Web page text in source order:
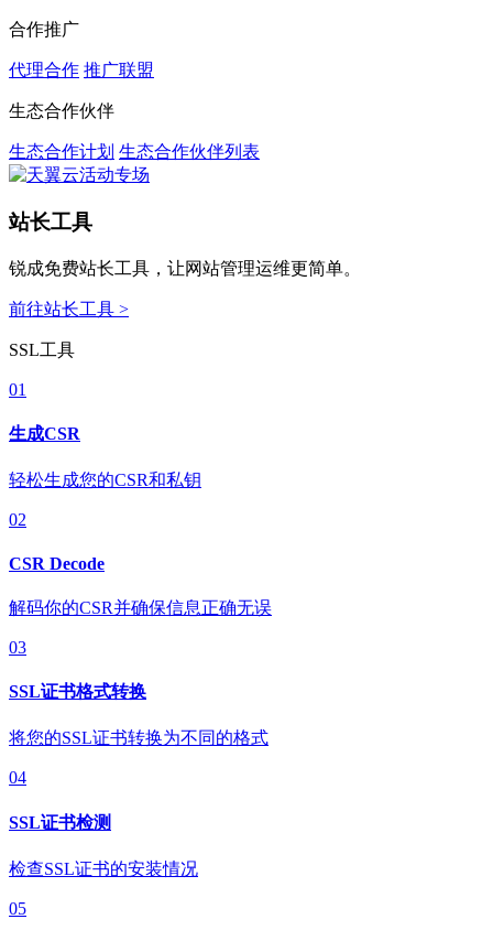
合作推广
代理合作 推广联盟
生态合作伙伴
生态合作计划 生态合作伙伴列表
站长工具
锐成免费站长工具，让网站管理运维更简单。
前往站长工具 >
SSL工具
01
生成CSR
轻松生成您的CSR和私钥
02
CSR Decode
解码你的CSR并确保信息正确无误
03
SSL证书格式转换
将您的SSL证书转换为不同的格式
04
SSL证书检测
检查SSL证书的安装情况
05